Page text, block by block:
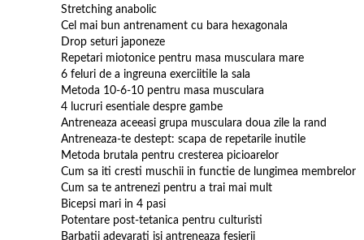
Stretching anabolic
Cel mai bun antrenament cu bara hexagonala
Drop seturi japoneze
Repetari miotonice pentru masa musculara mare
6 feluri de a ingreuna exerciitile la sala
Metoda 10-6-10 pentru masa musculara
4 lucruri esentiale despre gambe
Antreneaza aceeasi grupa musculara doua zile la rand
Antreneaza-te destept: scapa de repetarile inutile
Metoda brutala pentru cresterea picioarelor
Cum sa iti cresti muschii in functie de lungimea membrelor
Cum sa te antrenezi pentru a trai mai mult
Bicepsi mari in 4 pasi
Potentare post-tetanica pentru culturisti
Barbatii adevarati isi antreneaza fesierii